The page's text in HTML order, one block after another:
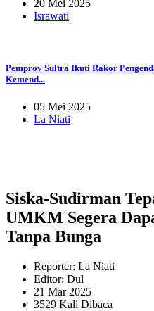
20 Mei 2025
Israwati
Pemprov Sultra Ikuti Rakor
Kemend...
05 Mei 2025
La Niati
Siska-Sudirman
UMKM Segera
Tanpa Bunga
Reporter: La Niati
Editor: Dul
21 Mar 2025
3529 Kali Dibaca